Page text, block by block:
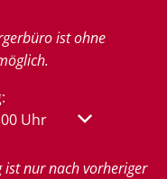
ist ohne
oder
Uhr Von 08:30
nur nach vorheriger